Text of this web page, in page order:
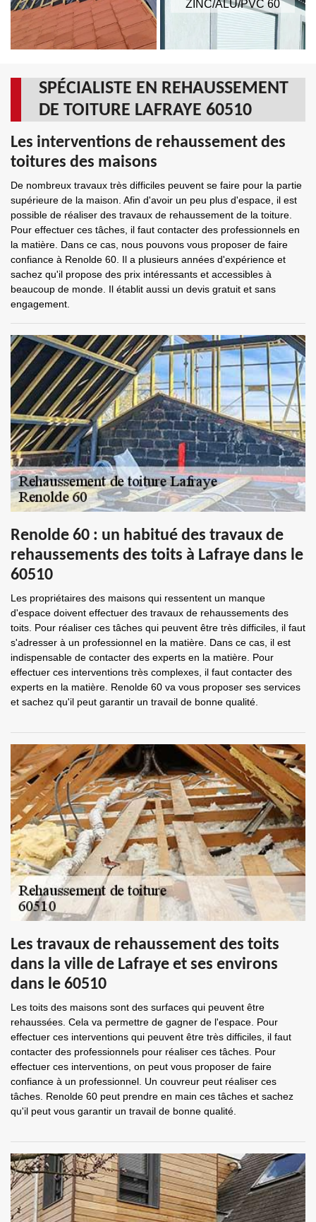
ZINC/ALU/PVC 60
SPÉCIALISTE EN REHAUSSEMENT
DE TOITURE LAFRAYE 60510
Les interventions de rehaussement des
toitures des maisons
De nombreux travaux très difficiles peuvent se faire pour la partie
supérieure de la maison. Afin d'avoir un peu plus d'espace, il est
possible de réaliser des travaux de rehaussement de la toiture.
Pour effectuer ces tâches, il faut contacter des professionnels en
la matière. Dans ce cas, nous pouvons vous proposer de faire
confiance à Renolde 60. Il a plusieurs années d'expérience et
sachez qu'il propose des prix intéressants et accessibles à
beaucoup de monde. Il établit aussi un devis gratuit et sans
engagement.
Renolde 60 : un habitué des travaux de
rehaussements des toits à Lafraye dans le
60510
Les propriétaires des maisons qui ressentent un manque
d'espace doivent effectuer des travaux de rehaussements des
toits. Pour réaliser ces tâches qui peuvent être très difficiles, il faut
s'adresser à un professionnel en la matière. Dans ce cas, il est
indispensable de contacter des experts en la matière. Pour
effectuer ces interventions très complexes, il faut contacter des
experts en la matière. Renolde 60 va vous proposer ses services
et sachez qu'il peut garantir un travail de bonne qualité.
Les travaux de rehaussement des toits
dans la ville de Lafraye et ses environs
dans le 60510
Les toits des maisons sont des surfaces qui peuvent être
rehaussées. Cela va permettre de gagner de l'espace. Pour
effectuer ces interventions qui peuvent être très difficiles, il faut
contacter des professionnels pour réaliser ces tâches. Pour
effectuer ces interventions, on peut vous proposer de faire
confiance à un professionnel. Un couvreur peut réaliser ces
tâches. Renolde 60 peut prendre en main ces tâches et sachez
qu'il peut vous garantir un travail de bonne qualité.